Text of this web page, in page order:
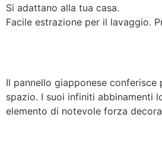
Si adattano alla tua casa.
Facile estrazione per il lavaggio.
Il pannello giapponese conferisce
spazio. I suoi infiniti abbinamenti
elemento di notevole forza